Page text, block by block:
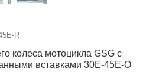
R
колеса мотоцикла GSG с
вставками 30E-45E-O